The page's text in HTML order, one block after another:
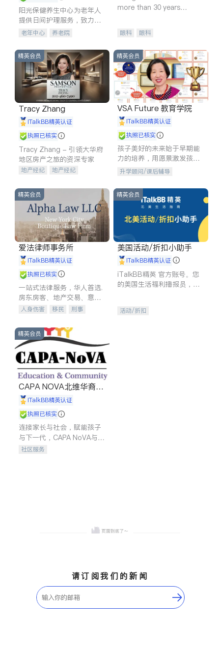
阳光保健养生中心为老年人
提供日间护理服务，致力于
通过持续的护理创新来有效
老年中心 养老院
more than 30 years
眼科 眼科
精英会员
Tracy Zhang
iTalkBB精英认证
执照已核实
Tracy Zhang - 引领大华府
地区房产之旅的资深专家
地产经纪
地产经纪
商铺租售
精英会员
VSA Future 教育学院
iTalkBB精英认证
执照已核实
孩子美好的未来始于早期能
力的培养，用愿景激发孩子
的学习潜力和动力。理念：
石。
升学顾问/课后辅导
精英会员
爱法律师事务所
iTalkBB精英认证
执照已核实
一站式法律服务，华人首选.
房东房客、地产交易、意外
伤害、车祸重伤、商业诉
建筑合同、刑事案件全包办
人身伤害 移民
刑事
信托/遗嘱
商业
索赔
律师-其它 保释
精英会员
美国活动/折扣小助手
iTalkBB精英认证
iTalkBB精英 官方账号。您
的美国生活福利播报员，精
专属福利。
活动/折扣
精英会员
CAPA NOVA北维华裔家
长会iTalkBB精英认证
执照已核实
连接家长与社会，赋能孩子
与下一代，CAPA NoVA与您
携手建设包容、公平、充满
社区服务
请订阅我们的新闻